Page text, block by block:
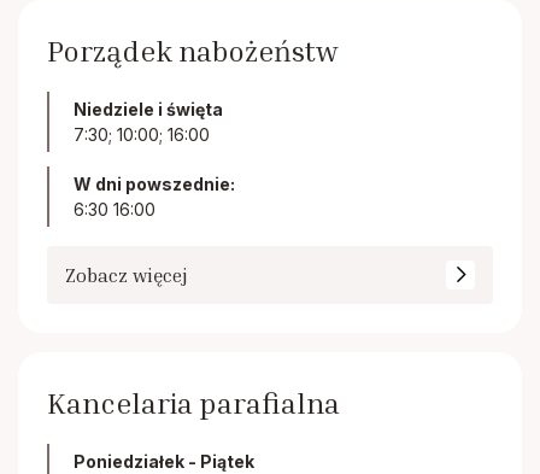
Porządek nabożeństw
Niedziele i święta
7:30; 10:00; 16:00
W dni powszednie:
6:30 16:00
Zobacz więcej
Kancelaria parafialna
Poniedziałek - Piątek